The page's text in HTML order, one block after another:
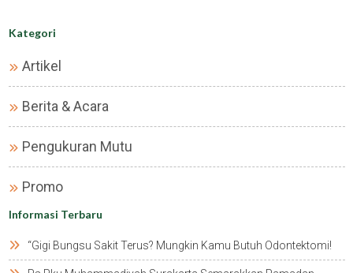
Kategori
Artikel
Berita & Acara
Pengukuran Mutu
Promo
Informasi Terbaru
“gigi Bungsu Sakit Terus? Mungkin Kamu Butuh Odontektomi!